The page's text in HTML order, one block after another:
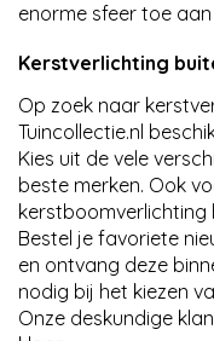
enorme sfeer toe
Kerstverlichting
Op zoek naar
Tuincollectie.nl
Kies uit de vele
beste merken. Ook
kerstboomverlichting
Bestel je favoriete
en ontvang deze
nodig bij het kiezen
Onze deskundige